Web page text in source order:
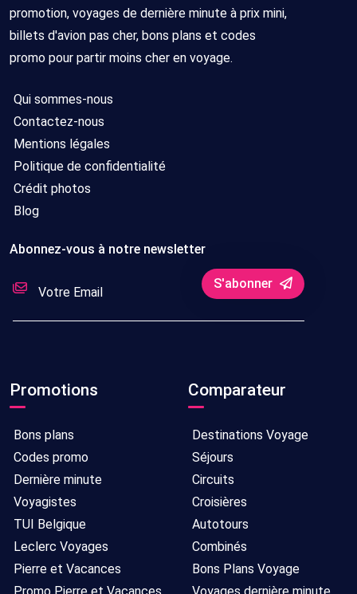
promotion, voyages de dernière minute à prix mini,
billets d'avion pas cher, bons plans et codes
promo pour partir moins cher en voyage.
Qui sommes-nous
Contactez-nous
Mentions légales
Politique de confidentialité
Crédit photos
Blog
Abonnez-vous à notre newsletter
S'abonner
Promotions
Bons plans
Codes promo
Dernière minute
Voyagistes
TUI Belgique
Leclerc Voyages
Pierre et Vacances
Comparateur
Destinations Voyage
Séjours
Circuits
Croisières
Autotours
Combinés
Bons Plans Voyage